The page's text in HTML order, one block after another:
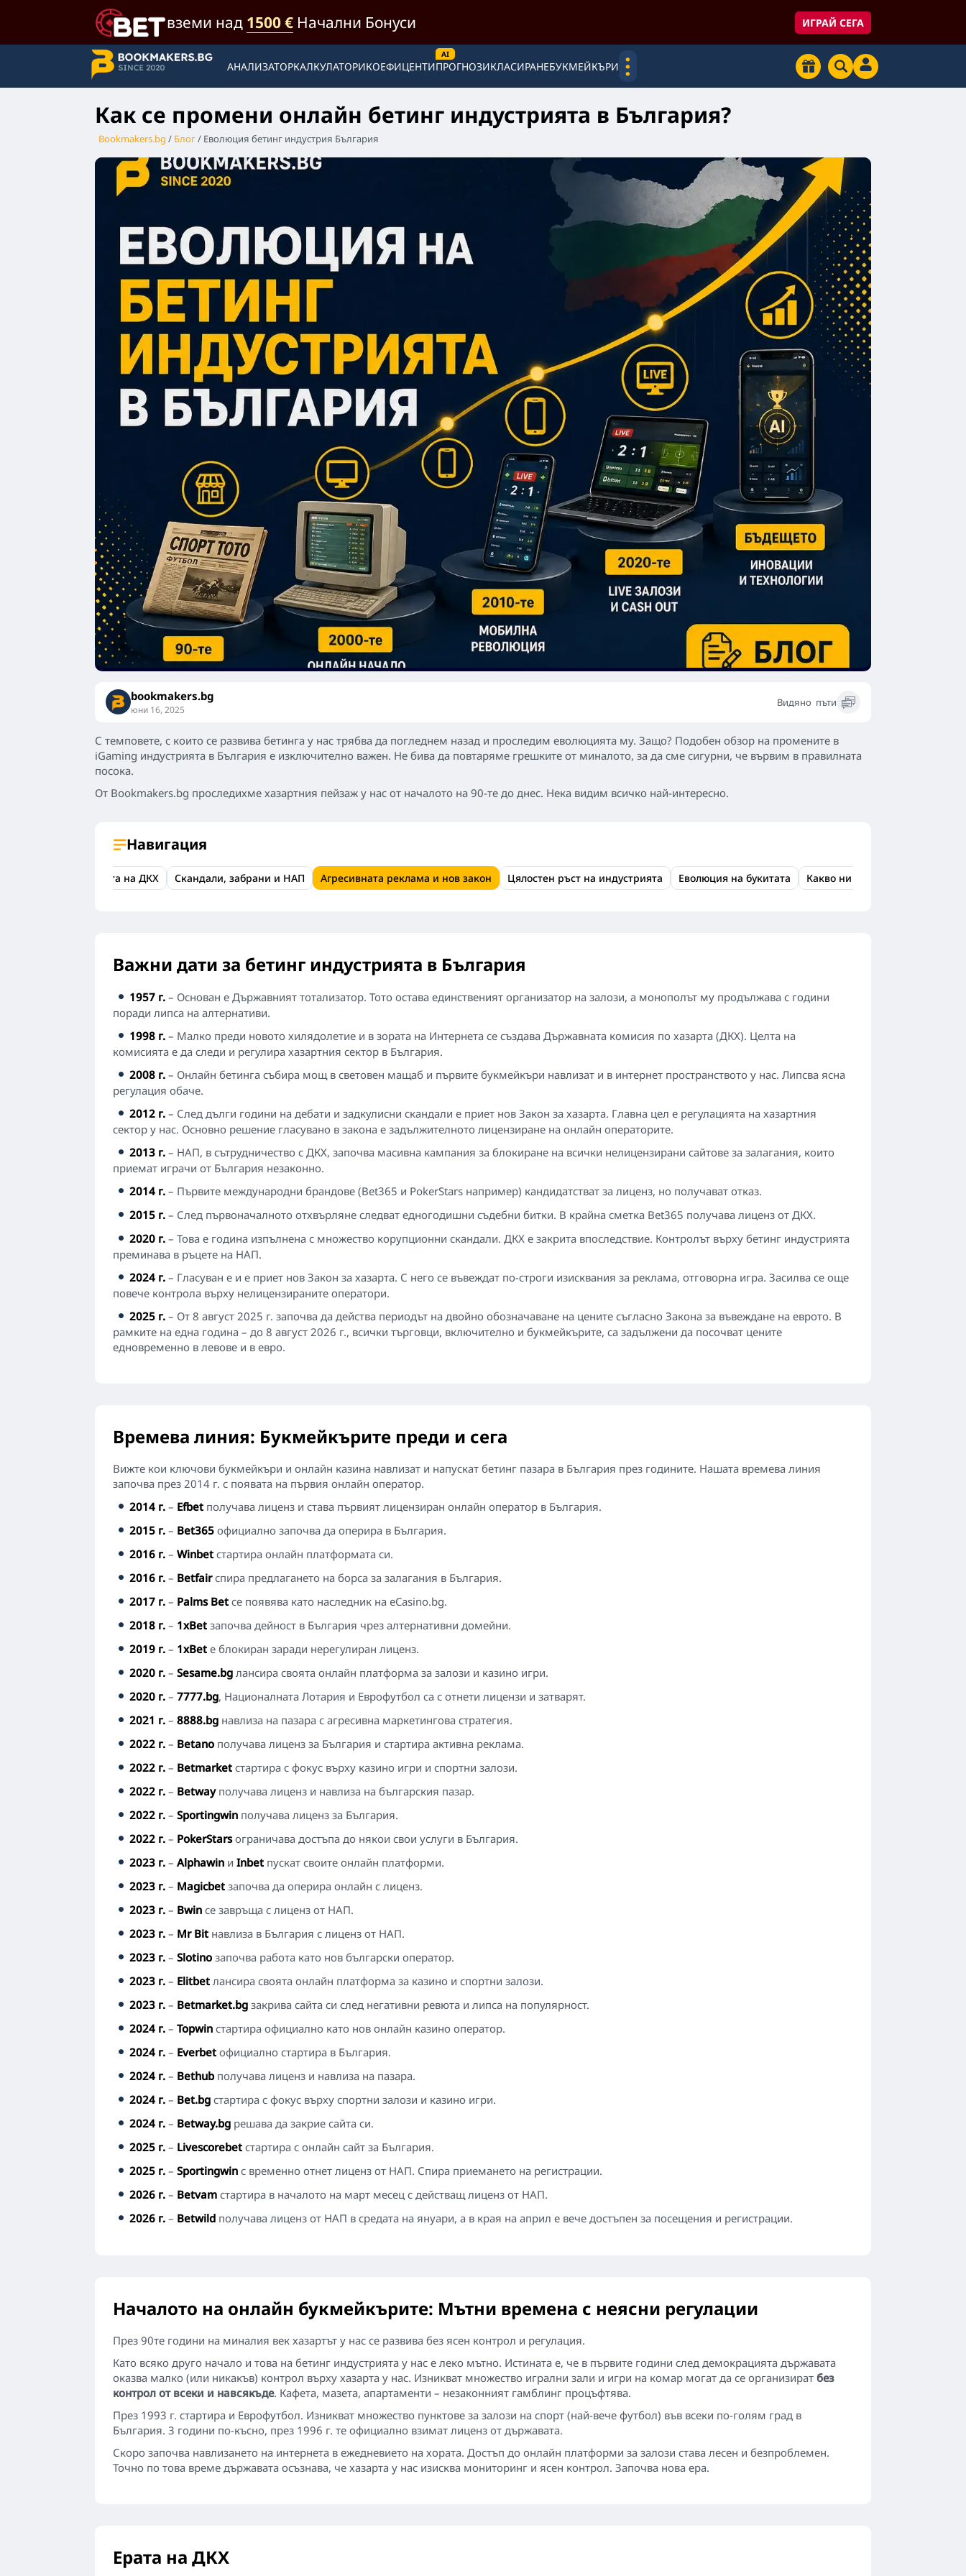
вземи над 1500 € Начални Бонуси ИГРАЙ СЕГА
АНАЛИЗАТОРКАЛКУЛАТОРИКОЕФИЦЕНТИПРОГНОЗИКЛАСИРАНЕБУКМЕЙКЪРИ .
.
.
Как се промени онлайн бетинг индустрията в България?
Bookmakers.bg Блог Еволюция бетинг индустрия България
bookmakers.bg
юни 16, 2025
Видяно пъти
С темповете, с които се развива бетинга у нас трябва да погледнем назад и проследим еволюцията му. Защо? Подобен обзор на промените в
iGaming индустрията в България е изключително важен. Не бива да повтаряме грешките от миналото, за да сме сигурни, че вървим в правилната
посока.
От Bookmakers.bg проследихме хазартния пейзаж у нас от началото на 90-те до днес. Нека видим всичко най-интересно.
Навигация
Ерата на ДКХ Скандали, забрани и НАП Агресивната реклама и нов закон Цялостен ръст на индустрията Еволюция на букитата Какво ни очаква
Важни дати за бетинг индустрията в България
1957 г. – Основан е Държавният тотализатор. Тото остава единственият организатор на залози, а монополът му продължава с години
поради липса на алтернативи.
1998 г. – Малко преди новото хилядолетие и в зората на Интернета се създава Държавната комисия по хазарта (ДКХ). Целта на
комисията е да следи и регулира хазартния сектор в България.
2008 г. – Онлайн бетинга събира мощ в световен мащаб и първите букмейкъри навлизат и в интернет пространството у нас. Липсва ясна
регулация обаче.
2012 г. – След дълги години на дебати и задкулисни скандали е приет нов Закон за хазарта. Главна цел е регулацията на хазартния
сектор у нас. Основно решение гласувано в закона е задължителното лицензиране на онлайн операторите.
2013 г. – НАП, в сътрудничество с ДКХ, започва масивна кампания за блокиране на всички нелицензирани сайтове за залагания, които
приемат играчи от България незаконно.
2014 г. – Първите международни брандове (Bet365 и PokerStars например) кандидатстват за лиценз, но получават отказ.
2015 г. – След първоначалното отхвърляне следват едногодишни съдебни битки. В крайна сметка Bet365 получава лиценз от ДКХ.
2020 г. – Това е година изпълнена с множество корупционни скандали. ДКХ е закрита впоследствие. Контролът върху бетинг индустрията
преминава в ръцете на НАП.
2024 г. – Гласуван е и е приет нов Закон за хазарта. С него се въвеждат по-строги изисквания за реклама, отговорна игра. Засилва се още
повече контрола върху нелицензираните оператори.
2025 г. – От 8 август 2025 г. започва да действа периодът на двойно обозначаване на цените съгласно Закона за въвеждане на еврото. В
рамките на една година – до 8 август 2026 г., всички търговци, включително и букмейкърите, са задължени да посочват цените
едновременно в левове и в евро.
Времева линия: Букмейкърите преди и сега
Вижте кои ключови букмейкъри и онлайн казина навлизат и напускат бетинг пазара в България през годините. Нашата времева линия
започва през 2014 г. с появата на първия онлайн оператор.
2014 г. – Efbet получава лиценз и става първият лицензиран онлайн оператор в България.
2015 г. – Bet365 официално започва да оперира в България.
2016 г. – Winbet стартира онлайн платформата си.
2016 г. – Betfairспира предлагането на борса за залагания в България.
2017 г. – Palms Bet се появява като наследник на eCasino.bg.
2018 г. – 1xBet започва дейност в България чрез алтернативни домейни.
2019 г. – 1xBet е блокиран заради нерегулиран лиценз.
2020 г. – Sesame.bg лансира своята онлайн платформа за залози и казино игри.
2020 г. – 7777.bg, Националната Лотария и Еврофутбол са с отнети лицензи и затварят.
2021 г. – 8888.bg навлиза на пазара с агресивна маркетингова стратегия.
2022 г. – Betano получава лиценз за България и стартира активна реклама.
2022 г. – Betmarket стартира с фокус върху казино игри и спортни залози.
2022 г. – Betwayполучава лиценз и навлиза на българския пазар.
2022 г. – Sportingwin получава лиценз за България.
2022 г. – PokerStarsограничава достъпа до някои свои услуги в България.
2023 г. – Alphawin и Inbet пускат своите онлайн платформи.
2023 г. – Magicbet започва да оперира онлайн с лиценз.
2023 г. – Bwin се завръща с лиценз от НАП.
2023 г. – Mr Bit навлиза в България с лиценз от НАП.
2023 г. – Slotino започва работа като нов български оператор.
2023 г. – Elitbet лансира своята онлайн платформа за казино и спортни залози.
2023 г. – Betmarket.bg закрива сайта си след негативни ревюта и липса на популярност.
2024 г. – Topwin стартира официално като нов онлайн казино оператор.
2024 г. – Everbet официално стартира в България.
2024 г. – Bethubполучава лиценз и навлиза на пазара.
2024 г. – Bet.bg стартира с фокус върху спортни залози и казино игри.
2024 г. – Betway.bg решава да закрие сайта си.
2025 г. – Livescorebet стартира с онлайн сайт за България.
2025 г. – Sportingwin с временно отнет лиценз от НАП. Спира приемането на регистрации.
2026 г. – Betvam стартира в началото на март месец с действащ лиценз от НАП.
2026 г. – Betwild получава лиценз от НАП в средата на януари, а в края на април е вече достъпен за посещения и регистрации.
Началото на онлайн букмейкърите: Мътни времена с неясни регулации
През 90те години на миналия век хазартът у нас се развива без ясен контрол и регулация.
Като всяко друго начало и това на бетинг индустрията у нас е леко мътно. Истината е, че в първите години след демокрацията държавата
оказва малко (или никакъв) контрол върху хазарта у нас. Изникват множество игрални зали и игри на комар могат да се организират без
контрол от всеки и навсякъде. Кафета, мазета, апартаменти – незаконният гамблинг процъфтява.
През 1993 г. стартира и Еврофутбол. Изникват множество пунктове за залози на спорт (най-вече футбол) във всеки по-голям град в
България. 3 години по-късно, през 1996 г. те официално взимат лиценз от държавата.
Скоро започва навлизането на интернета в ежедневието на хората. Достъп до онлайн платформи за залози става лесен и безпроблемен.
Точно по това време държавата осъзнава, че хазарта у нас изисква мониторинг и ясен контрол. Започва нова ера.
Ерата на ДКХ